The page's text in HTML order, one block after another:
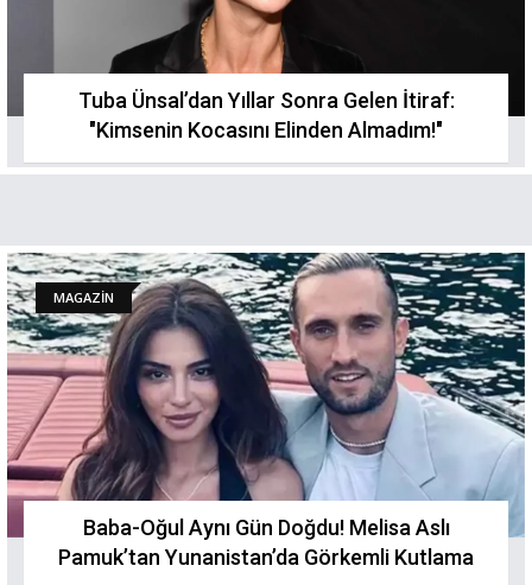
Tuba Ünsal’dan Yıllar Sonra Gelen İtiraf:
"Kimsenin Kocasını Elinden Almadım!"
MAGAZİN
Baba-Oğul Aynı Gün Doğdu! Melisa Aslı
Pamuk’tan Yunanistan’da Görkemli Kutlama